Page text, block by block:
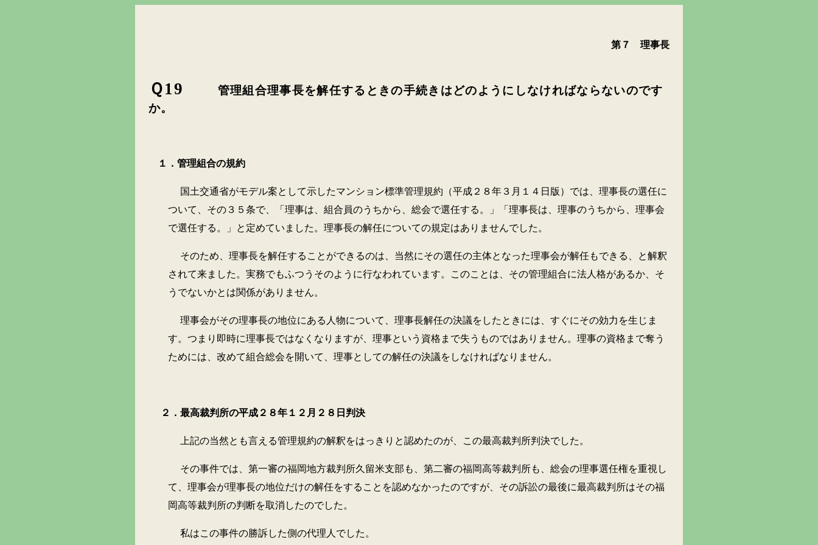
第７ 理事長
Ｑ19
管理組合理事長を解任するときの手続きはどのようにしなければならないのです
か。
１．管理組合の規約
国土交通省がモデル案として示したマンション標準管理規約（平成２８年３月１４日版）では、理事長の選任に
ついて、その３５条で、「理事は、組合員のうちから、総会で選任する。」「理事長は、理事のうちから、理事会
で選任する。」と定めていました。理事長の解任についての規定はありませんでした。
そのため、理事長を解任することができるのは、当然にその選任の主体となった理事会が解任もできる、と解釈
されて来ました。実務でもふつうそのように行なわれています。このことは、その管理組合に法人格があるか、そ
うでないかとは関係がありません。
理事会がその理事長の地位にある人物について、理事長解任の決議をしたときには、すぐにその効力を生じま
す。つまり即時に理事長ではなくなりますが、理事という資格まで失うものではありません。理事の資格まで奪う
ためには、改めて組合総会を開いて、理事としての解任の決議をしなければなりません。
２．最高裁判所の平成２８年１２月２８日判決
上記の当然とも言える管理規約の解釈をはっきりと認めたのが、この最高裁判所判決でした。
その事件では、第一審の福岡地方裁判所久留米支部も、第二審の福岡高等裁判所も、総会の理事選任権を重視し
て、理事会が理事長の地位だけの解任をすることを認めなかったのですが、その訴訟の最後に最高裁判所はその福
岡高等裁判所の判断を取消したのでした。
私はこの事件の勝訴した側の代理人でした。